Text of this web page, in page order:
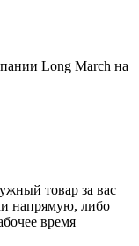
Long March на
товар за вас
напрямую, либо
время